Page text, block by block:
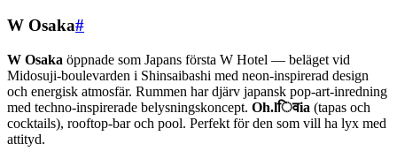
W Osaka#
W Osaka öppnade som Japans första W Hotel — beläget vid
Midosuji-boulevarden i Shinsaibashi med neon-inspirerad design
och energisk atmosfär. Rummen har djärv japansk pop-art-inredning
med techno-inspirerade belysningskoncept. Oh.lिवia (tapas och
cocktails), rooftop-bar och pool. Perfekt för den som vill ha lyx med
attityd.